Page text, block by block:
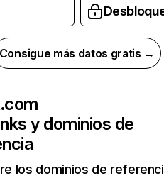
Consigue más datos gratis →
y dominios de
los dominios de